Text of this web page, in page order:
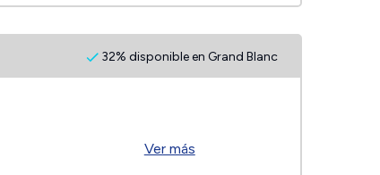
32% disponible en Grand Blanc
Ver más